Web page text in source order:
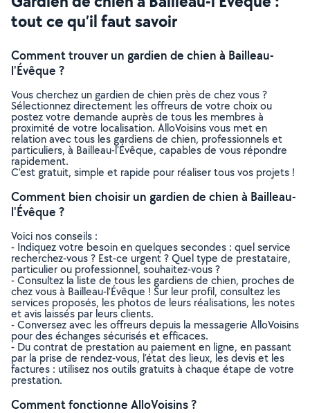
tout ce qu’il faut savoir
Comment trouver un gardien de chien à Bailleau-
l'Évêque ?
Vous cherchez un gardien de chien près de chez vous ?
Sélectionnez directement les offreurs de votre choix ou
postez votre demande auprès de tous les membres à
proximité de votre localisation. AlloVoisins vous met en
relation avec tous les gardiens de chien, professionnels et
particuliers, à Bailleau-l'Évêque, capables de vous répondre
rapidement.
C’est gratuit, simple et rapide pour réaliser tous vos projets !
Comment bien choisir un gardien de chien à Bailleau-
l'Évêque ?
Voici nos conseils :
- Indiquez votre besoin en quelques secondes : quel service
recherchez-vous ? Est-ce urgent ? Quel type de prestataire,
particulier ou professionnel, souhaitez-vous ?
- Consultez la liste de tous les gardiens de chien, proches de
chez vous à Bailleau-l'Évêque ! Sur leur profil, consultez les
services proposés, les photos de leurs réalisations, les notes
et avis laissés par leurs clients.
- Conversez avec les offreurs depuis la messagerie AlloVoisins
pour des échanges sécurisés et efficaces.
- Du contrat de prestation au paiement en ligne, en passant
par la prise de rendez-vous, l’état des lieux, les devis et les
factures : utilisez nos outils gratuits à chaque étape de votre
prestation.
Comment fonctionne AlloVoisins ?